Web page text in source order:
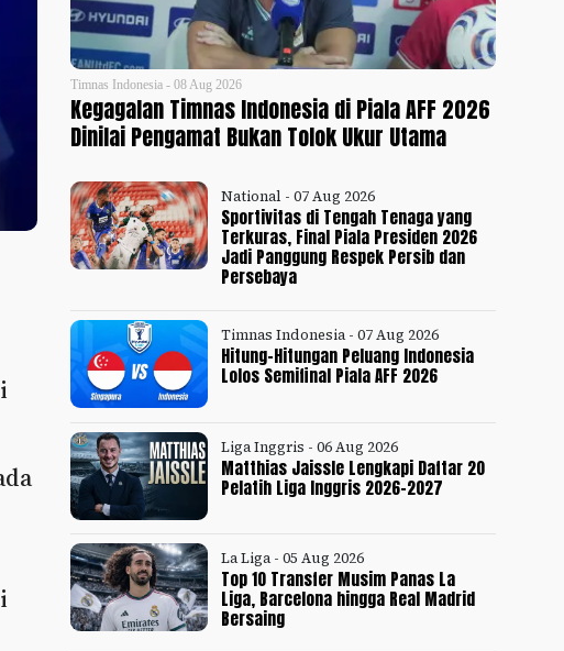
Timnas Indonesia - 08 Aug 2026
Kegagalan Timnas Indonesia di Piala AFF 2026
Dinilai Pengamat Bukan Tolok Ukur Utama
National - 07 Aug 2026
Sportivitas di Tengah Tenaga yang
Terkuras, Final Piala Presiden 2026
Jadi Panggung Respek Persib dan
Persebaya
Timnas Indonesia - 07 Aug 2026
Hitung-Hitungan Peluang Indonesia
Lolos Semifinal Piala AFF 2026
Liga Inggris - 06 Aug 2026
Matthias Jaissle Lengkapi Daftar 20
Pelatih Liga Inggris 2026-2027
La Liga - 05 Aug 2026
Top 10 Transfer Musim Panas La
Liga, Barcelona hingga Real Madrid
Bersaing